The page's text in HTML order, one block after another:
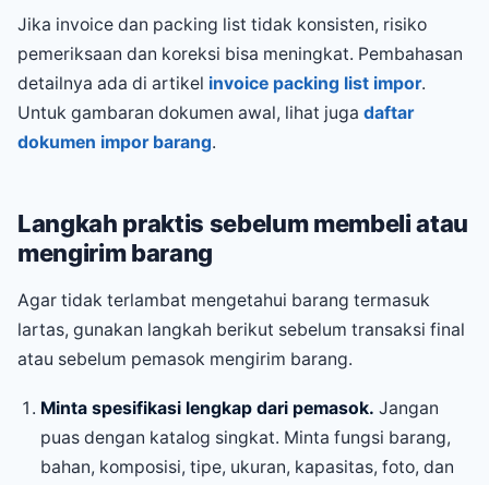
Jika invoice dan packing list tidak konsisten, risiko
pemeriksaan dan koreksi bisa meningkat. Pembahasan
detailnya ada di artikel invoice packing list impor.
Untuk gambaran dokumen awal, lihat juga daftar
dokumen impor barang.
Langkah praktis sebelum membeli atau
mengirim barang
Agar tidak terlambat mengetahui barang termasuk
lartas, gunakan langkah berikut sebelum transaksi final
atau sebelum pemasok mengirim barang.
Minta spesifikasi lengkap dari pemasok. Jangan
puas dengan katalog singkat. Minta fungsi barang,
bahan, komposisi, tipe, ukuran, kapasitas, foto, dan